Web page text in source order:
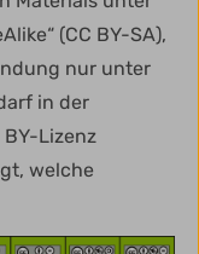
(CC BY-SA),
nur unter
in der
Lizenz
welche